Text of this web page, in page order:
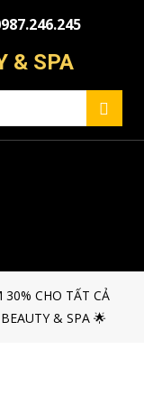
& SPA
CHO TẤT CẢ
& SPA 🌟